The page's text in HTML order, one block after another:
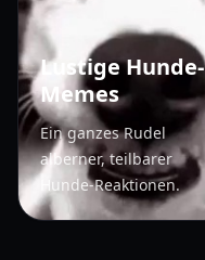
Lustige Hunde-
Memes
Ein ganzes Rudel
alberner, teilbarer
Hunde-Reaktionen.